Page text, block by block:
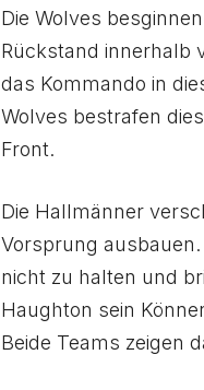
Die Wolves
Rückstand innerhalb
das Kommando in
Wolves bestrafen
Front.
Die Hallmänner
Vorsprung
nicht zu halten und
Haughton sein
Beide Teams zeigen